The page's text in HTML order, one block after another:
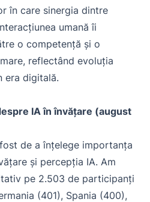
în care sinergia dintre
umană îi
o competență și o
reflectând evoluția
era digitală.
IA în învățare (august
de a înțelege importanța
și percepția IA. Am
pe 2.503 de participanți
(401), Spania (400),